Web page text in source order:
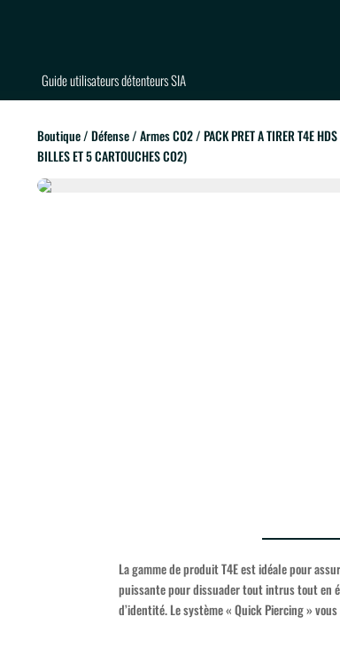
Guide utilisateurs détenteurs SIA
Boutique/Défense/Armes CO2/ PACK PRET A TIRER T4E
BILLES ET 5 CARTOUCHES CO2)
La gamme de produit T4E est idéale pour
puissante pour dissuader tout intrus tout en
d’identité. Le système « Quick Piercing »